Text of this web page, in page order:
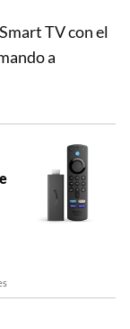
TV con el
a